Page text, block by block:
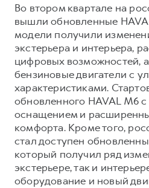
Во втором квартале на
вышли обновленные
модели получили
экстерьера и интерьера,
цифровых возможностей,
бензиновые двигатели с
характеристиками.
обновленного HAVAL M6
оснащением и
комфорта. Кроме того,
стал доступен
который получил ряд
экстерьере, так и
оборудование и новый